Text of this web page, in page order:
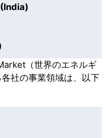
（世界のエネルギ
社の事業領域は、以下